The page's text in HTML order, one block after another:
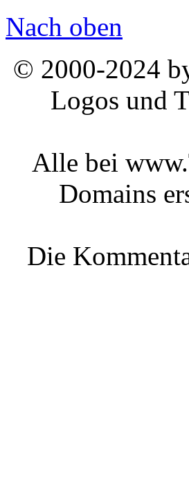
Nach oben
© 2000-2024
Logos und
Alle bei
Domains
Die